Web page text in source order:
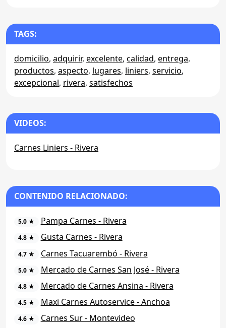
TAGS:
domicilio, adquirir, excelente, calidad, entrega,
productos, aspecto, lugares, liniers, servicio,
excepcional, rivera, satisfechos
VIDEOS:
Carnes Liniers - Rivera
CONTENIDO RELACIONADO:
5.0 ★ Pampa Carnes - Rivera
4.8 ★ Gusta Carnes - Rivera
4.7 ★ Carnes Tacuarembó - Rivera
5.0 ★ Mercado de Carnes San José - Rivera
4.8 ★ Mercado de Carnes Ansina - Rivera
4.5 ★ Maxi Carnes Autoservice - Anchoa
4.6 ★ Carnes Sur - Montevideo